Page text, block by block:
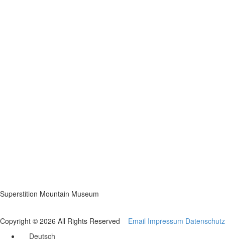
Superstition Mountain Museum
Copyright © 2026 All Rights Reserved Email Impressum Datenschutz
Deutsch